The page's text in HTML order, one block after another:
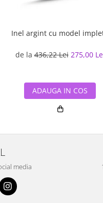
Inel argint cu model
de la436,22 Lei 275,00
ADAUGA IN COS
media